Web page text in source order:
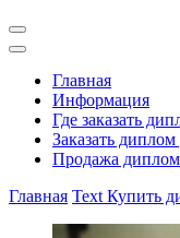
Главная
Информация
Где заказать
Заказать
Продажа
Главная Text Купить